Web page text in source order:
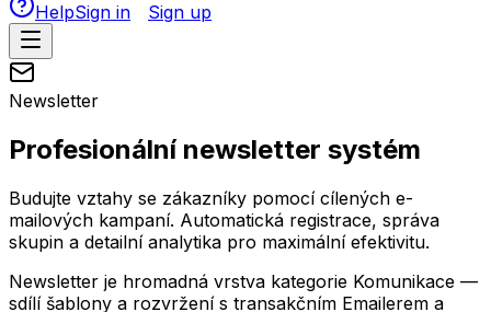
HelpSign in Sign up
Newsletter
Profesionální newsletter systém
Budujte vztahy se zákazníky pomocí cílených e-
mailových kampaní. Automatická registrace, správa
skupin a detailní analytika pro maximální efektivitu.
Newsletter je hromadná vrstva kategorie Komunikace —
sdílí šablony a rozvržení s transakčním Emailerem a